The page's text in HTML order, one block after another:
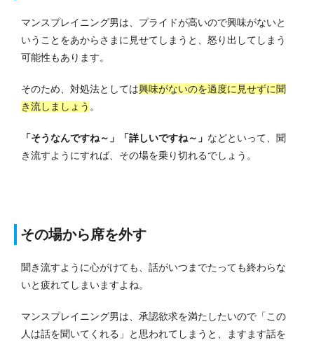
マンスプレイニング男は、プライドが高いので興味がないと
いうことをあからさまに見せてしまうと、怒り出してしまう
可能性もあります。
そのため、対処法としては興味がないのを過度に見せずに聞
き流しましょう 。
「そうなんですね～」「詳しいですね～」 などといって、聞
き流すようにすれば、その場を乗り切れるでしょう。
その場から席を外す
聞き流すように心がけても、話がいつまでたっても終わらな
いと疲れてしまいますよね。
マンスプレイニング男は、承認欲求を満たしたいので「この
人は話を聞いてくれる」と思われてしまうと、ますます話を